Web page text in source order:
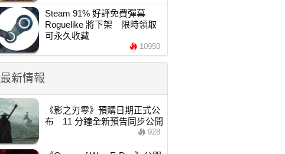
Steam 91% 好評免費彈幕
Roguelike 將下架 限時領取
可永久收藏
10950
最新情報
《影之刃零》預購日期正式公
布 11 分鐘全新預告同步公開
928